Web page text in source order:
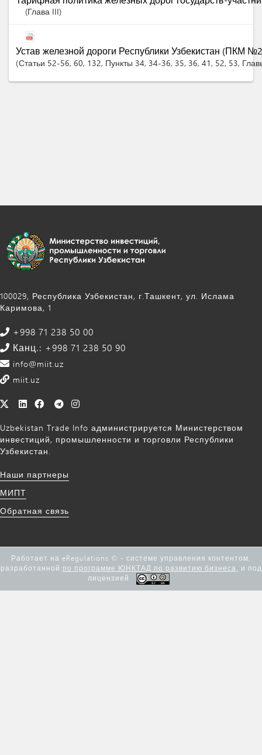
(Глава III)
Устав железной дороги Республики Узбекистан (ПКМ
Статьи 52-56, 60, 132, Пункты 34, 34-36, 35, 36, 41 , 52, 53,
100029, Республика Узбекистан, г.Ташкент, ул. Ислама
Каримова, 1
+998 71 238 50 00
Канц.: +998 71 238 50 90
info@miit.uz
miit.uz
Uzbekistan Trade Info администрируется Министерством
инвестиций, промышленности и торговли Республики
Узбекистан.
Наши партнеры
МИПТ
Обратная связь
Работает на eRegulations © - системе управления контентом,
разработанной по программе ЮНКТАД по развитию бизнеса,
и под
лицензией